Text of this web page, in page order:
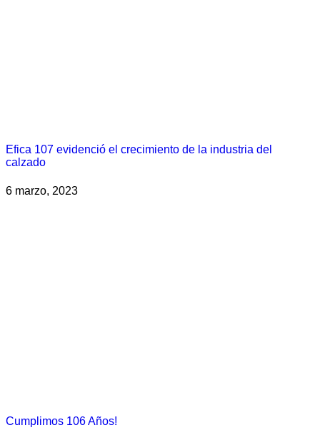
Efica 107 evidenció el crecimiento de la industria del
calzado
6 marzo, 2023
Cumplimos 106 Años!